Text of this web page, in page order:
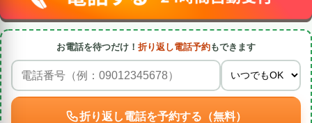
お電話を待つだけ！ 折り返し電話予約もできます
折り返し電話を予約する（無料）